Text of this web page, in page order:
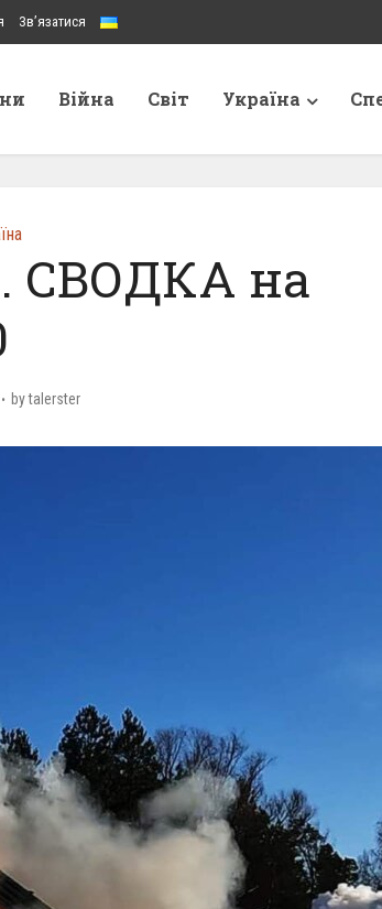
Зв’язатися
Війна Світ Україна
СВОДКА на
bytalerster